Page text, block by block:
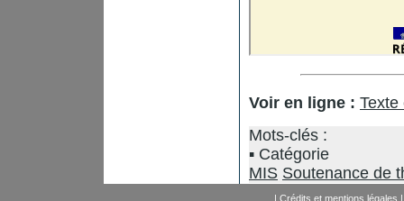
Voir en ligne : Texte
Mots-clés :
Catégorie
MIS Soutenance de
| Crédits et mentions légales